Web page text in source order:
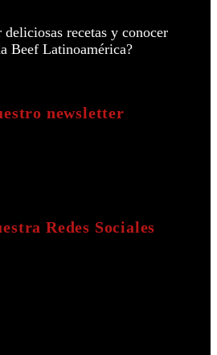
recetas y conocer
Beef Latinoamérica?
newsletter
Redes Sociales